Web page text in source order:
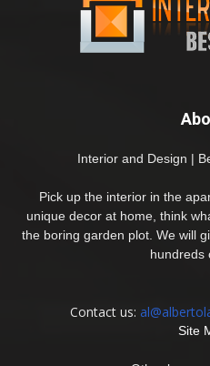
Interior and Design |
Pick up the interior in the
unique decor at home, think
the boring garden plot. We will
hundreds
Contact us:
Site